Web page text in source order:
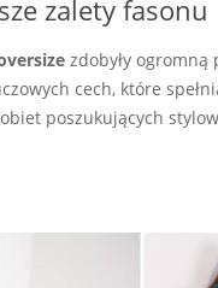
zalety fasonu
zdobyły ogromną
cech, które
poszukujących